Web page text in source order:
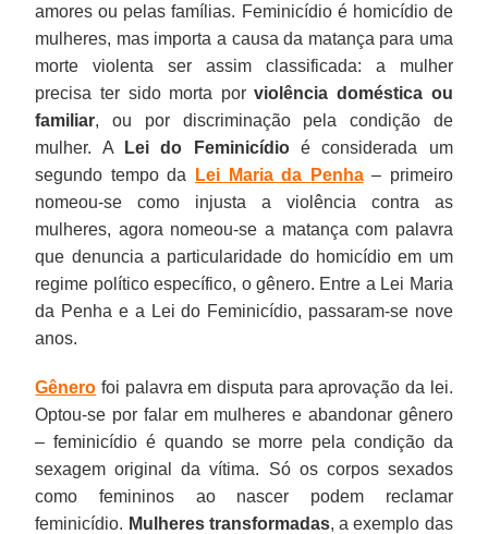
amores ou pelas famílias. Feminicídio é homicídio de
mulheres, mas importa a causa da matança para uma
morte violenta ser assim classificada: a mulher
precisa ter sido morta porviolência doméstica ou
familiar, ou por discriminação pela condição de
mulher. A
Lei do Feminicídioé considerada um
segundo tempo da
Lei Maria da Penha– primeiro
nomeou-se como injusta a violência contra as
mulheres, agora nomeou-se a matança com palavra
que denuncia a particularidade do homicídio em um
regime político específico, o gênero. Entre a Lei Maria
da Penha e a Lei do Feminicídio, passaram-se nove
anos.
Gênero foi palavra em disputa para aprovação da lei.
Optou-se por falar em mulheres e abandonar gênero
– feminicídio é quando se morre pela condição da
sexagem original da vítima. Só os corpos sexados
como femininos ao nascer podem reclamar
feminicídio. Mulheres transformadas, a exemplo das